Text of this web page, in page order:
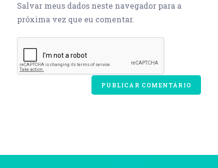
Salvar meus dados neste navegador para a
próxima vez que eu comentar.